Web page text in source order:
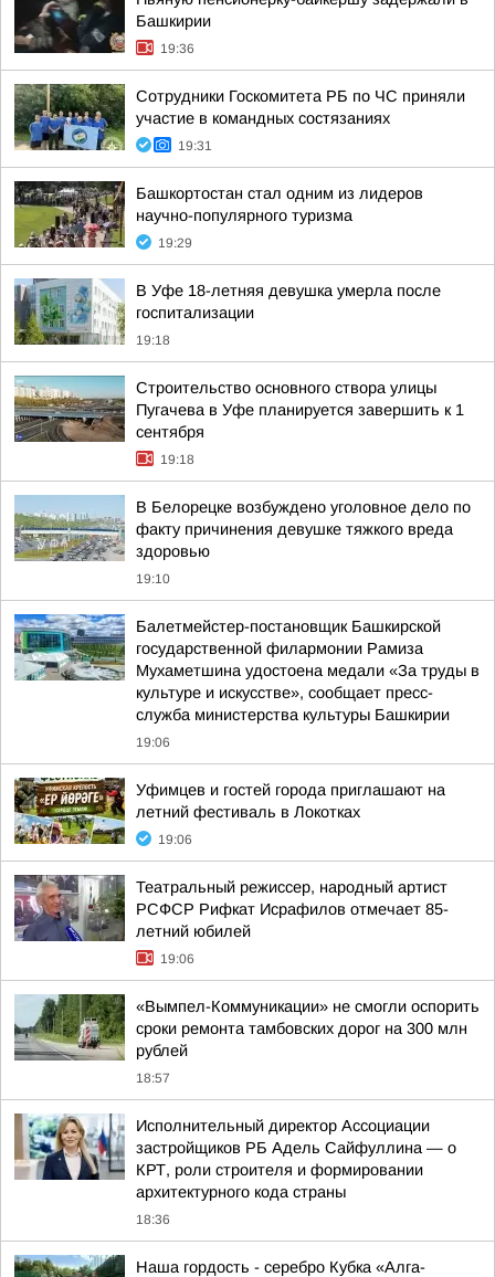
Башкирии
19:36
Сотрудники Госкомитета РБ по ЧС приняли
участие в командных состязаниях
19:31
Башкортостан стал одним из лидеров
научно-популярного туризма
19:29
В Уфе 18-летняя девушка умерла после
госпитализации
19:18
Строительство основного створа улицы
Пугачева в Уфе планируется завершить к 1
сентября
19:18
В Белорецке возбуждено уголовное дело по
факту причинения девушке тяжкого вреда
здоровью
19:10
Балетмейстер-постановщик Башкирской
государственной филармонии Рамиза
Мухаметшина удостоена медали «За труды в
культуре и искусстве», сообщает пресс-
служба министерства культуры Башкирии
19:06
Уфимцев и гостей города приглашают на
летний фестиваль в Локотках
19:06
Театральный режиссер, народный артист
РСФСР Рифкат Исрафилов отмечает 85-
летний юбилей
19:06
«Вымпел-Коммуникации» не смогли оспорить
сроки ремонта тамбовских дорог на 300 млн
рублей
18:57
Исполнительный директор Ассоциации
застройщиков РБ Адель Сайфуллина — о
КРТ, роли строителя и формировании
архитектурного кода страны
18:36
Наша гордость - серебро Кубка «Алга-